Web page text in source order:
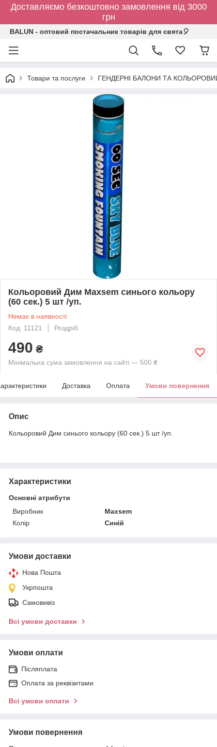
Доставляємо безкоштовно замовлення від 3000
грн
BALUN - оптовий постачальник товарів для свята🎈
Товари та послуги ГЕНДЕРНІ БАЛОНИ ТА
Кольоровий Дим Maxsem синього кольору
(60 сек.) 5 шт /уп.
Немає в наявності
Код: 11121
Роздріб
490 ₴
Мінімальна сума замовлення на сайті — 500 ₴
Доставка Оплата Умови повернення
Опис
Кольоровий Дим синього кольору (60 сек.) 5 шт /уп.
Характеристики
Основні атрибути
Виробник
Maxsem
Колір
Синій
Умови доставки
Нова Пошта
Укрпошта
Самовивіз
Всі умови доставки
Умови оплати
Післяплата
Оплата за реквізитами
Всі умови оплати
Умови повернення